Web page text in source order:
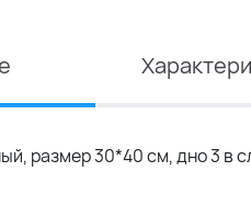
размер 30*40 см, дно 3 в